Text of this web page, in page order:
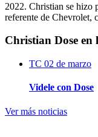
2022. Christian se hizo
referente de Chevrolet,
Christian Dose en
TC 02 de marzo
Videle con Dose
Ver más noticias